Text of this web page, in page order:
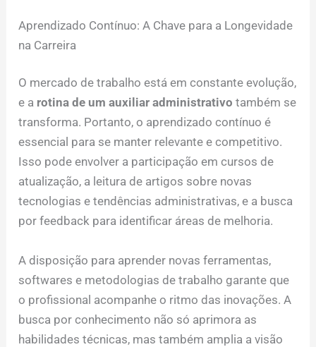
Aprendizado Contínuo: A Chave para a Longevidade
na Carreira
O mercado de trabalho está em constante evolução,
e a rotina de um auxiliar administrativo também se
transforma. Portanto, o aprendizado contínuo é
essencial para se manter relevante e competitivo.
Isso pode envolver a participação em cursos de
atualização, a leitura de artigos sobre novas
tecnologias e tendências administrativas, e a busca
por feedback para identificar áreas de melhoria.
A disposição para aprender novas ferramentas,
softwares e metodologias de trabalho garante que
o profissional acompanhe o ritmo das inovações. A
busca por conhecimento não só aprimora as
habilidades técnicas, mas também amplia a visão